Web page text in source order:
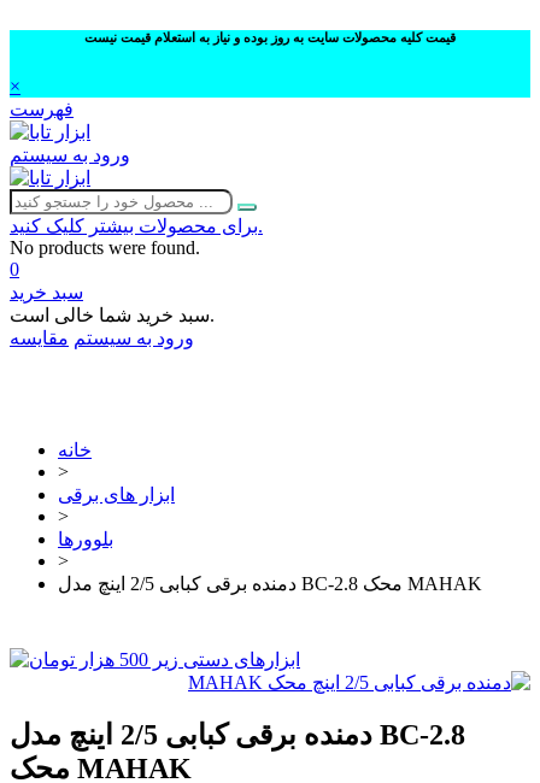
قیمت کلیه محصولات سایت به روز بوده و نیاز به استعلام قیمت نیست
×
فهرست
ورود به سیستم
برای محصولات بیشتر کلیک کنید.
No products were found.
0
سبد خرید
سبد خرید شما خالی است.
ورود به سیستم مقایسه
خانه
>
ابزار های برقی
>
بلوورها
>
دمنده برقی کبابی 2/5 اینچ مدل BC-2.8 محک MAHAK
دمنده برقی کبابی 2/5 اینچ مدل BC-2.8
محک MAHAK